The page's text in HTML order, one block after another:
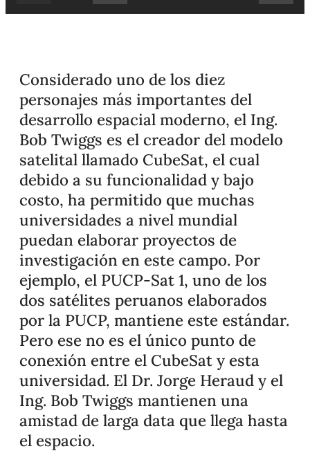
Considerado uno de los diez
personajes más importantes del
desarrollo espacial moderno, el Ing.
Bob Twiggs es el creador del modelo
satelital llamado CubeSat, el cual
debido a su funcionalidad y bajo
costo, ha permitido que muchas
universidades a nivel mundial
puedan elaborar proyectos de
investigación en este campo. Por
ejemplo, el PUCP-Sat 1, uno de los
dos satélites peruanos elaborados
por la PUCP, mantiene este estándar.
Pero ese no es el único punto de
conexión entre el CubeSat y esta
universidad. El Dr. Jorge Heraud y el
Ing. Bob Twiggs mantienen una
amistad de larga data que llega hasta
el espacio.